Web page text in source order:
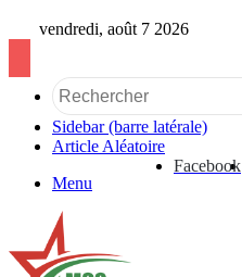
vendredi, août 7 2026
Sidebar (barre latérale)
Article Aléatoire
Facebook
Menu